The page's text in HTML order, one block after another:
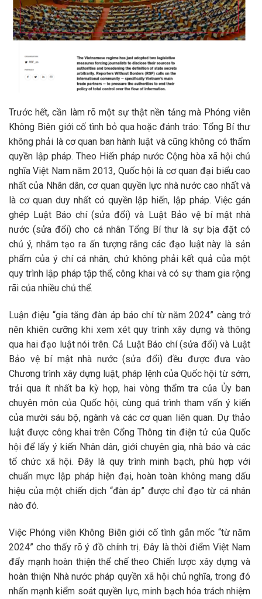
Trước hết, cần làm rõ một sự thật nền tảng mà Phóng viên
Không Biên giới cố tình bỏ qua hoặc đánh tráo: Tổng Bí thư
không phải là cơ quan ban hành luật và cũng không có thẩm
quyền lập pháp. Theo Hiến pháp nước Cộng hòa xã hội chủ
nghĩa Việt Nam năm 2013, Quốc hội là cơ quan đại biểu cao
nhất của Nhân dân, cơ quan quyền lực nhà nước cao nhất và
là cơ quan duy nhất có quyền lập hiến, lập pháp. Việc gán
ghép Luật Báo chí (sửa đổi) và Luật Bảo vệ bí mật nhà
nước (sửa đổi) cho cá nhân Tổng Bí thư là sự bịa đặt có
chủ ý, nhằm tạo ra ấn tượng rằng các đạo luật này là sản
phẩm của ý chí cá nhân, chứ không phải kết quả của một
quy trình lập pháp tập thể, công khai và có sự tham gia rộng
rãi của nhiều chủ thể.
Luận điệu “gia tăng đàn áp báo chí từ năm 2024” càng trở
nên khiên cưỡng khi xem xét quy trình xây dựng và thông
qua hai đạo luật nói trên. Cả Luật Báo chí (sửa đổi) và Luật
Bảo vệ bí mật nhà nước (sửa đổi) đều được đưa vào
Chương trình xây dựng luật, pháp lệnh của Quốc hội từ sớm,
trải qua ít nhất ba kỳ họp, hai vòng thẩm tra của Ủy ban
chuyên môn của Quốc hội, cùng quá trình tham vấn ý kiến
của mười sáu bộ, ngành và các cơ quan liên quan. Dự thảo
luật được công khai trên Cổng Thông tin điện tử của Quốc
hội để lấy ý kiến Nhân dân, giới chuyên gia, nhà báo và các
tổ chức xã hội. Đây là quy trình minh bạch, phù hợp với
chuẩn mực lập pháp hiện đại, hoàn toàn không mang dấu
hiệu của một chiến dịch “đàn áp” được chỉ đạo từ cá nhân
nào đó.
Việc Phóng viên Không Biên giới cố tình gắn mốc “từ năm
2024” cho thấy rõ ý đồ chính trị. Đây là thời điểm Việt Nam
đẩy mạnh hoàn thiện thể chế theo Chiến lược xây dựng và
hoàn thiện Nhà nước pháp quyền xã hội chủ nghĩa, trong đó
nhấn mạnh kiểm soát quyền lực, minh bạch hóa trách nhiệm